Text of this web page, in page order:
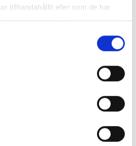
tillhandahållit eller som de har
deras tjänster.